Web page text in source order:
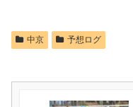
中京 予想ログ